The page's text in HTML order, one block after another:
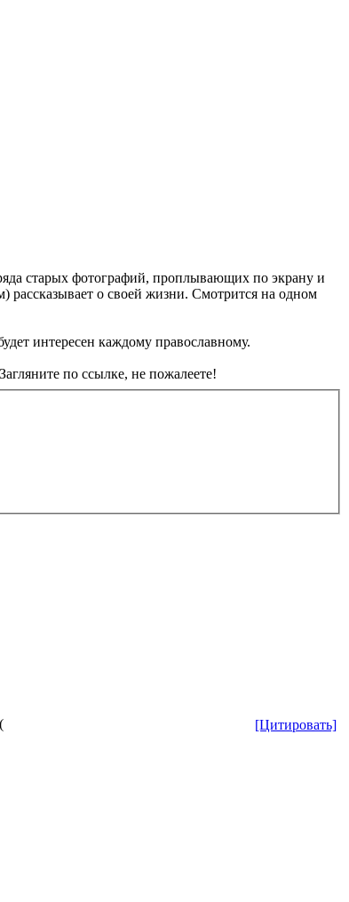
старых фотографий, проплывающих по экрану и
рассказывает о своей жизни. Смотрится на одном
интересен каждому православному.
по ссылке, не пожалеете!
[Цитировать]